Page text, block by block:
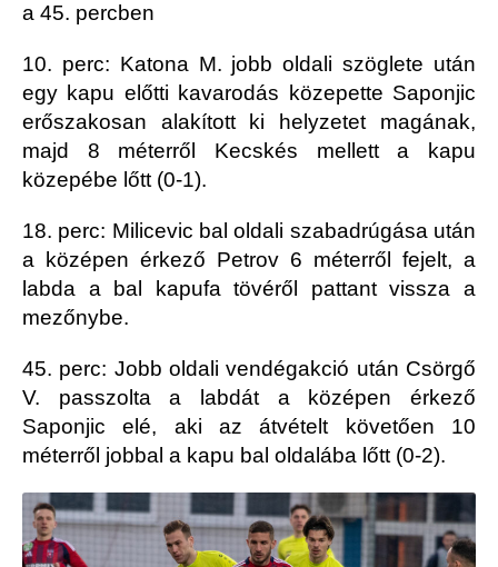
a 45. percben
10. perc: Katona M. jobb oldali szöglete után
egy kapu előtti kavarodás közepette Saponjic
erőszakosan alakított ki helyzetet magának,
majd 8 méterről Kecskés mellett a kapu
közepébe lőtt (0-1).
18. perc: Milicevic bal oldali szabadrúgása után
a középen érkező Petrov 6 méterről fejelt, a
labda a bal kapufa tövéről pattant vissza a
mezőnybe.
45. perc: Jobb oldali vendégakció után Csörgő
V. passzolta a labdát a középen érkező
Saponjic elé, aki az átvételt követően 10
méterről jobbal a kapu bal oldalába lőtt (0-2).